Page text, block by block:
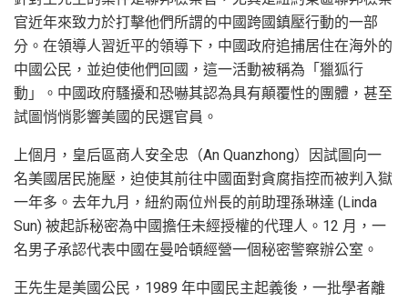
官近年來致力於打擊他們所謂的中國跨國鎮壓行動的一部
分。在領導人習近平的領導下，中國政府追捕居住在海外的
中國公民，並迫使他們回國，這一活動被稱為「獵狐行
動」。中國政府騷擾和恐嚇其認為具有顛覆性的團體，甚至
試圖悄悄影響美國的民選官員。
上個月，皇后區商人安全忠（An Quanzhong）因試圖向一
名美國居民施壓，迫使其前往中國面對貪腐指控而被判入獄
一年多。去年九月，紐約兩位州長的前助理孫琳達 (Linda
Sun) 被起訴秘密為中國擔任未經授權的代理人。12 月，一
名男子承認代表中國在曼哈頓經營一個秘密警察辦公室。
王先生是美國公民，1989 年中國民主起義後，一批學者離